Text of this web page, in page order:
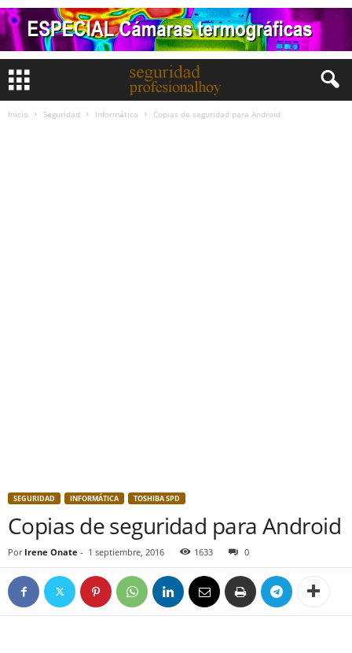
Inicio Seguridad Informática Copias de seguridad para Android
SEGURIDAD INFORMÁTICA TOSHIBA SPD
Copias de seguridad para Android
Por Irene Onate - 1 septiembre, 2016 1633 0